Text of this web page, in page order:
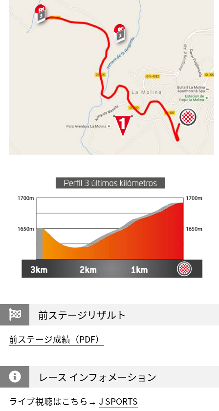
前ステージリザルト
前ステージ成績（PDF）
レース インフォメーション
ライブ視聴はこちら→ J SPORTS